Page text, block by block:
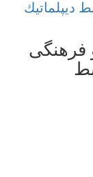
دیپلماتیك
فرهنگی